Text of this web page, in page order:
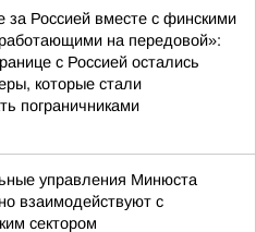
Россией вместе с финскими
на передовой»:
с Россией остались
которые стали
пограничниками
управления Минюста
взаимодействуют с
сектором